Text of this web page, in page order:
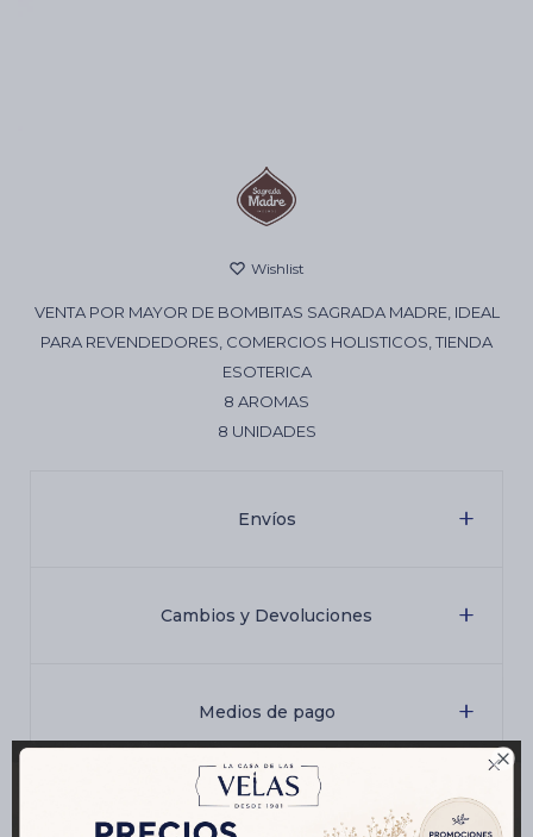

VENTA POR MAYOR DE BOMBITAS SAGRADA MADRE, IDEAL
PARA REVENDEDORES, COMERCIOS HOLISTICOS, TIENDA
ESOTERICA
8 AROMAS
8 UNIDADES
Envíos
Cambios y Devoluciones
Medios de pago
Características
Artículos Esotéricos